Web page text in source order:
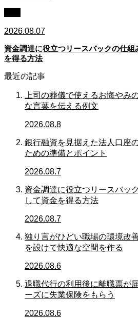
2026.08.07
資金調達に役立つリースバックの仕
を得る方法
最近の記事
上司の葬儀で使えるお悔やみ
な言葉を伝える例文
2026.08.8
銀行融資を見据えた法人口座
ための準備とポイント
2026.08.7
資金調達に役立つリースバッ
して資金を得る方法
2026.08.7
独り言がひどい職場の環境改
を設けて快適な空間を作る
2026.08.6
退職代行の利用後に離職票が
ーズに失業保険をもらう
2026.08.6